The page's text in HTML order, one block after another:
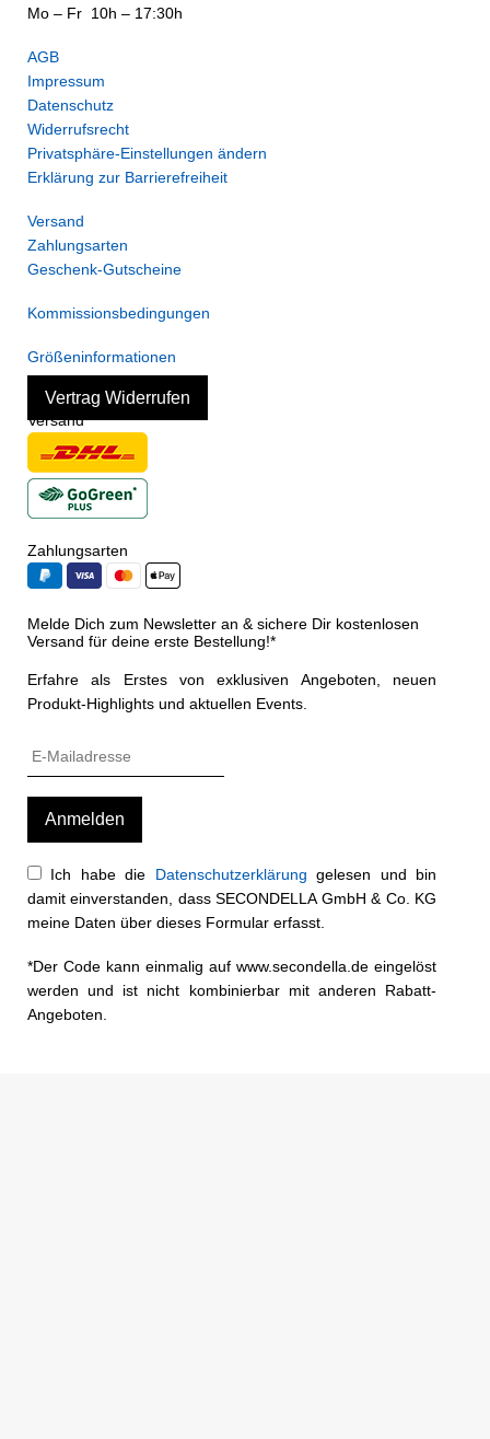
Mo – Fr 10h – 17:30h
AGB
Impressum
Datenschutz
Widerrufsrecht
Privatsphäre-Einstellungen ändern
Erklärung zur Barrierefreiheit
Versand
Zahlungsarten
Geschenk-Gutscheine
Kommissionsbedingungen
Größeninformationen
Vertrag Widerrufen
Versand
Zahlungsarten
Melde Dich zum Newsletter an & sichere Dir kostenlosen
Versand für deine erste Bestellung!*
Erfahre als Erstes von exklusiven Angeboten, neuen
Produkt-Highlights und aktuellen Events.
Ich habe die Datenschutzerklärung gelesen und bin
damit einverstanden, dass SECONDELLA GmbH & Co. KG
meine Daten über dieses Formular erfasst.
*Der Code kann einmalig auf www.secondella.de eingelöst
werden und ist nicht kombinierbar mit anderen Rabatt-
Angeboten.